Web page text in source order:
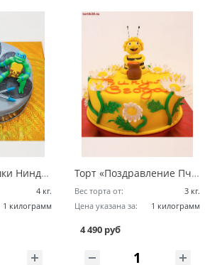
Торт «Черепашки Ниндзя - В гости к вам!»
4 кг.
1 килограмм
Торт «Поздравление Пчелки Майи»
Вес торта от:
3 кг.
Цена указана за:
1 килограмм
4 490 руб